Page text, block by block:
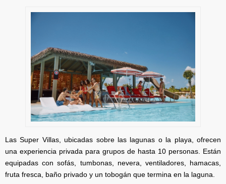
Las Super Villas, ubicadas sobre las lagunas o la playa, ofrecen
una experiencia privada para grupos de hasta 10 personas. Están
equipadas con sofás, tumbonas, nevera, ventiladores, hamacas,
fruta fresca, baño privado y un tobogán que termina en la laguna.